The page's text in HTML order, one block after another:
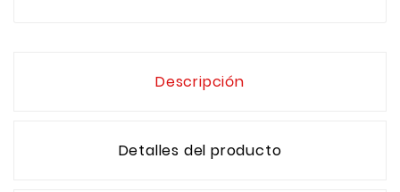
Descripción
Detalles del producto